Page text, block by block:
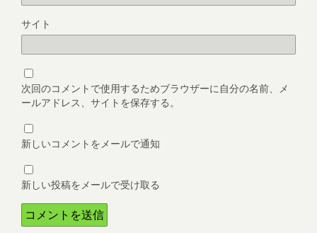
サイト
次回のコメントで使用するためブラウザーに自分の名前、メ
ールアドレス、サイトを保存する。
新しいコメントをメールで通知
新しい投稿をメールで受け取る